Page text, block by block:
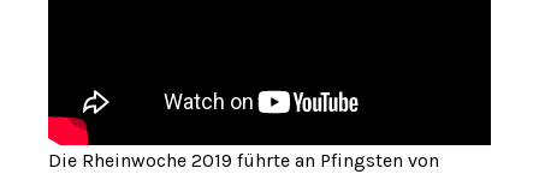
Die Rheinwoche 2019 führte an Pfingsten von